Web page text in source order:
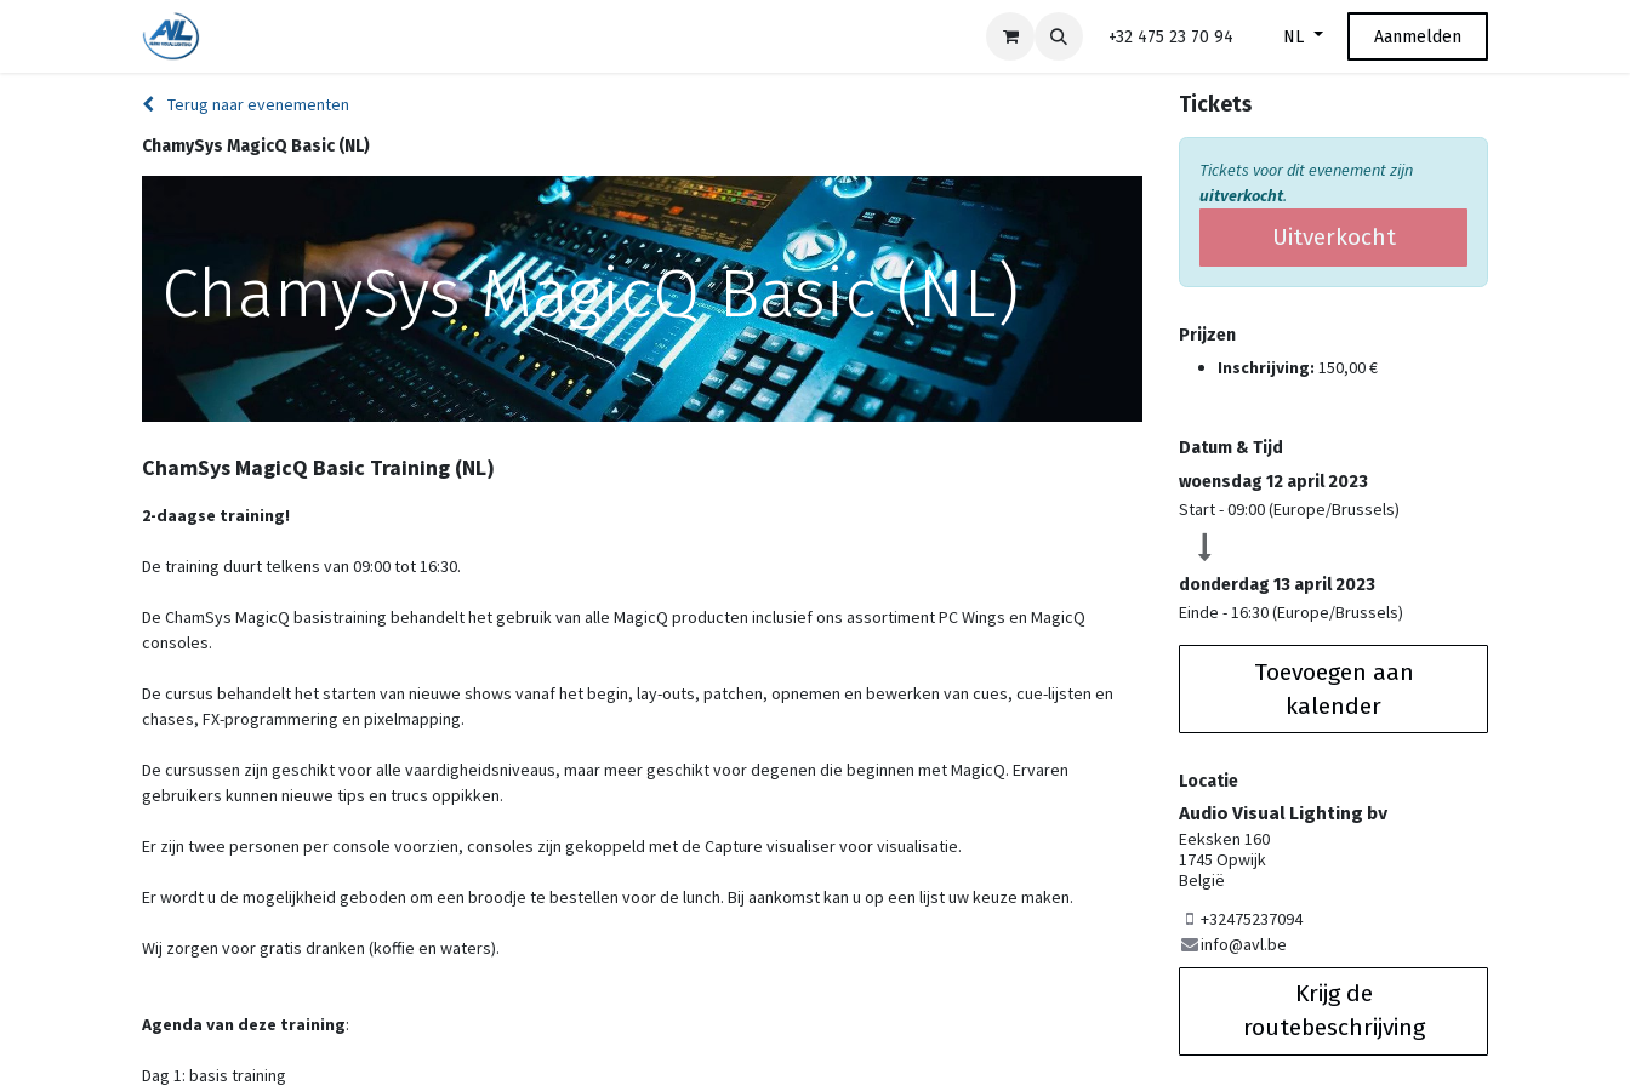
+32 475 23 70 94 NL Aanmelden
Terug naar evenementen
ChamySys MagicQ Basic (NL)
ChamySys MagicQ Basic (NL)
ChamSys MagicQ Basic Training (NL)
2-daagse training!
De training duurt telkens van 09:00 tot 16:30.
De ChamSys MagicQ basistraining behandelt het gebruik van alle MagicQ producten inclusief ons assortiment PC Wings en MagicQ
consoles.
De cursus behandelt het starten van nieuwe shows vanaf het begin, lay-outs, patchen, opnemen en bewerken van cues, cue-lijsten en
chases, FX-programmering en pixelmapping.
De cursussen zijn geschikt voor alle vaardigheidsniveaus, maar meer geschikt voor degenen die beginnen met MagicQ. Ervaren
gebruikers kunnen nieuwe tips en trucs oppikken.
Er zijn twee personen per console voorzien, consoles zijn gekoppeld met de Capture visualiser voor visualisatie.
Er wordt u de mogelijkheid geboden om een broodje te bestellen voor de lunch. Bij aankomst kan u op een lijst uw keuze maken.
Wij zorgen voor gratis dranken (koffie en waters).
Agenda van deze training:
Dag 1: basis training
Tickets
Tickets voor dit evenement zijn
uitverkocht.
Uitverkocht
Prijzen
Inschrijving: 150,00€
Datum & Tijd
woensdag 12 april 2023
Start -09:00(Europe/Brussels)
donderdag 13 april 2023
Einde -16:30(Europe/Brussels)
Toevoegen aan
kalender
Locatie
Audio Visual Lighting bv
Eeksken 160
1745 Opwijk
België
+32475237094
info@avl.be
Krijg de
routebeschrijving